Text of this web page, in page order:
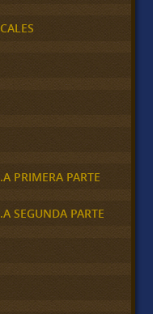
PRIMERA PARTE
SEGUNDA PARTE